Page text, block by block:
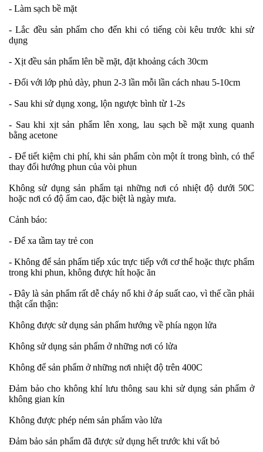
- Làm sạch bề mặt
- Lắc đều sản phẩm cho đến khi có tiếng còi kêu trước khi sử
dụng
- Xịt đều sản phẩm lên bề mặt, đặt khoảng cách 30cm
- Đối với lớp phủ dày, phun 2-3 lần mỗi lần cách nhau 5-10cm
- Sau khi sử dụng xong, lộn ngược bình từ 1-2s
- Sau khi xịt sản phẩm lên xong, lau sạch bề mặt xung quanh
bằng acetone
- Để tiết kiệm chi phí, khi sản phẩm còn một ít trong bình, có thể
thay đổi hướng phun của vòi phun
Không sử dụng sản phẩm tại những nơi có nhiệt độ dưới 50C
hoặc nơi có độ ẩm cao, đặc biệt là ngày mưa.
Cảnh báo:
- Để xa tầm tay trẻ con
- Không để sản phẩm tiếp xúc trực tiếp với cơ thể hoặc thực phẩm
trong khi phun, không được hít hoặc ăn
- Đây là sản phẩm rất dễ cháy nổ khi ở áp suất cao, vì thế cần phải
thật cẩn thận:
Không được sử dụng sản phẩm hướng về phía ngọn lửa
Không sử dụng sản phẩm ở những nơi có lửa
Không để sản phẩm ở những nơi nhiệt độ trên 400C
Đảm bảo cho không khí lưu thông sau khi sử dụng sản phẩm ở
không gian kín
Không được phép ném sản phẩm vào lửa
Đảm bảo sản phẩm đã được sử dụng hết trước khi vất bỏ